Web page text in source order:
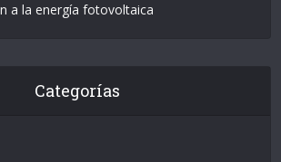
a la energía fotovoltaica
Categorías